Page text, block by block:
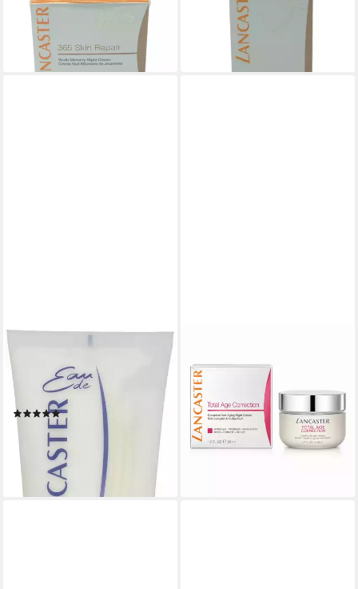
Night Cream Rides 50 ml
149,00 €
(2.980,00 €/ 1 l)
lieferbar - in 2-3 Werktagen bei dir
Renewal 30 ml
149,00 €
(4.966,67 €/ 1 l)
lieferbar - in 2-3 Werktagen bei dir
Packung, 1-tlg., 200 ml
BodyLotion
(1)
ab 11,57 €
14,99 €
(5,79 €/ 100 ml)
-23%
lieferbar - in 2-3 Werktagen bei dir
Total Age Correction Anti
Ageing Night Cream 50 ml
159,00 €
(3.180,00 €/ 1 l)
lieferbar - in 2-3 Werktagen bei dir